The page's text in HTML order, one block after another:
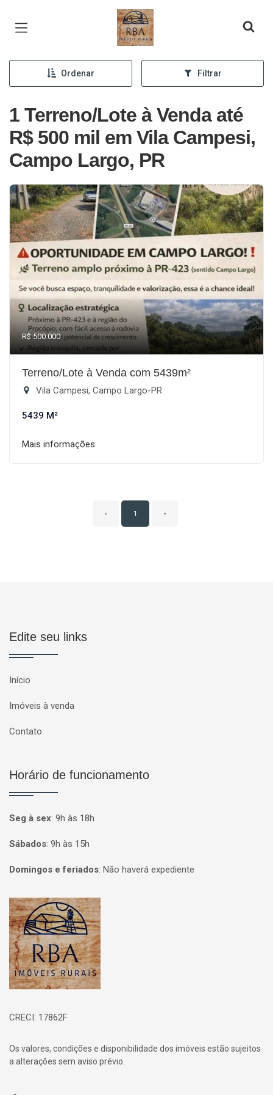
Página inicial
Ordenar Filtrar
1 Terreno/Lote à Venda até
R$ 500 mil em Vila Campesi,
Campo Largo, PR
R$ 500.000
Terreno/Lote à Venda com 5439m²
Vila Campesi, Campo Largo-PR
5439 M²
Mais informações
‹ 1 ›
Edite seu links
Início
Imóveis à venda
Contato
Horário de funcionamento
Seg à sex: 9h às 18h
Sábados: 9h às 15h
Domingos e feriados: Não haverá expediente
Página inicial
CRECI: 17862F
Os valores, condições e disponibilidade dos imóveis estão sujeitos
a alterações sem aviso prévio.